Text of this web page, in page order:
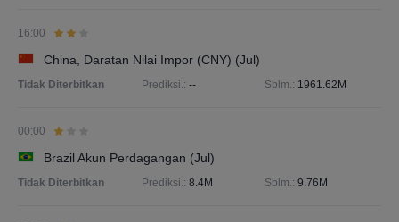
16:00
China, Daratan Nilai Impor (CNY) (Jul)
Tidak Diterbitkan Prediksi.: -- Sblm.: 1961.62M
00:00
Brazil Akun Perdagangan (Jul)
Tidak Diterbitkan Prediksi.: 8.4M Sblm.: 9.76M